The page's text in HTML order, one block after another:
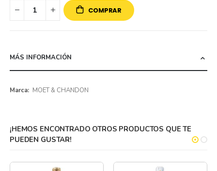
COMPRAR
MÁS INFORMACIÓN
Más
MOET & CHANDON
¡HEMOS ENCONTRADO OTROS PRODUCTOS QUE TE
PUEDEN GUSTAR!